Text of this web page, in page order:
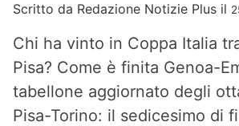
Scritto da Redazione Notizie Plus il
Chi ha vinto in Coppa Italia
Pisa? Come è finita Genoa-
tabellone aggiornato degli
Pisa-Torino: il sedicesimo di